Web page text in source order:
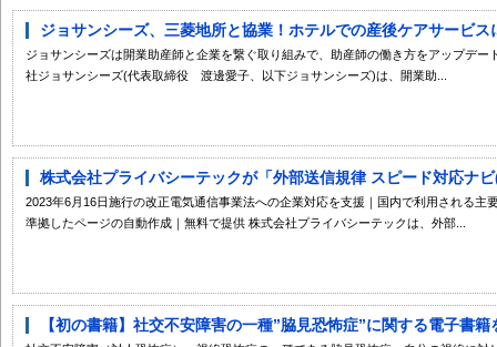
ジョサンシーズ、三菱地所と協業！ホテルでの産後ケアサービス
ジョサンシーズは開業助産師と企業を繋ぐ取り組みで、助産師の働き方をアップデ
社ジョサンシーズ(代表取締役 渡邊愛子、以下ジョサンシーズ)は、開業助...
株式会社プライバシーテックが「外部送信規律 スピード対応
2023年6月16日施行の改正電気通信事業法への企業対応を支援｜国内で利用される主
準拠したページの自動作成｜無料で提供 株式会社プライバシーテックは、外部...
【初の書籍】社交不安障害の一種”脇見恐怖症”に関する電子書